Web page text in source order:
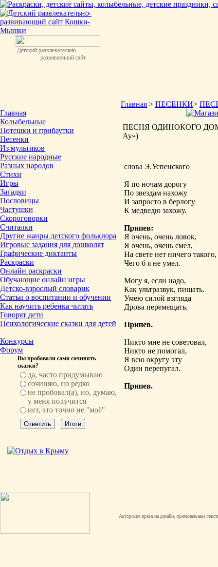
Детский развлекательно -
развивающий сайт
Главная
Колыбельные
Потешки и прибаутки
Песенки
Из мультиков
Русские народные
Разных народов
Стихи
Игры
Загадки
Пословицы
Частушки
Скороговорки
Считалки
Другие жанры детского фольклора
Игровые задания для дошколят
Графические диктанты
Раскраски
Онлайн раскраски
Обучающие онлайн игры
Детско-взрослый словарик
Статьи о воспитании и обучении
Как научить ребенка читать
Говорят дети
Психологические сказки для детей
Конкурсы
Форум
Вы пробовали сами сочинять
сказки?
да, часто придумываю
сочиняю, но редко
не пробовал(а), но, думаю,
у меня получится
нет, это точно не "моё"
Главная > ПЕСЕНКИ>
ПЕСНЯ ОДИНОКОГО
Ау»)
слова Э.Успенского
Я по ночам дорогу
По звездам нахожу
И запросто в берлогу
К медведю захожу.
Припев:
Я очень, очень ловок,
Я очень, очень смел,
На свете нет ничего такого,
Чего б я не умел.
Могу я, если надо,
Как ультразвук, пищать.
Умею силой взгляда
Дрова перемещать.
Припев.
Никто мне не советовал,
Никто не помогал,
Я всю округу эту
Один перепугал.
Припев.
Авторские права на дизайн, оригинальные